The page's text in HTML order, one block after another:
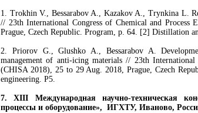
1. Trokhin V., Bessarabov A., Kazakov A., Trynkina L.
// 23th International Congress of Chemical and
Prague, Czech Republic. Program, p. 64. [2] Distillation
2. Priorov G., Glushko A., Bessarabov A.
management of anti-icing materials // 23th
(CHISA 2018), 25 to 29 Aug. 2018, Prague, Czech
engineering. P5.
7.XIII Международная научно-техническая
процессы и оборудование», ИГХТУ, Иваново,